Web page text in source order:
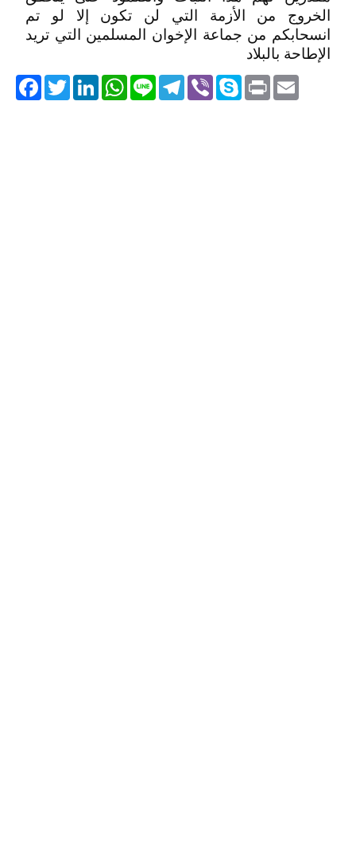
الخروج من الأزمة التي لن تكون إلا لو تم
انسحابكم من جماعة الإخوان المسلمين التي تريد
الإطاحة بالبلاد
TwitterLinkedIn
WhatsApp Line
Telegram ViberSkype PrintEmail